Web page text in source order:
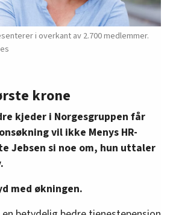
i overkant av 2.700 medlemmer.
krone
kjeder i Norgesgruppen får
vil ikke Menys HR-
Jebsen si noe om, hun uttaler
med økningen.